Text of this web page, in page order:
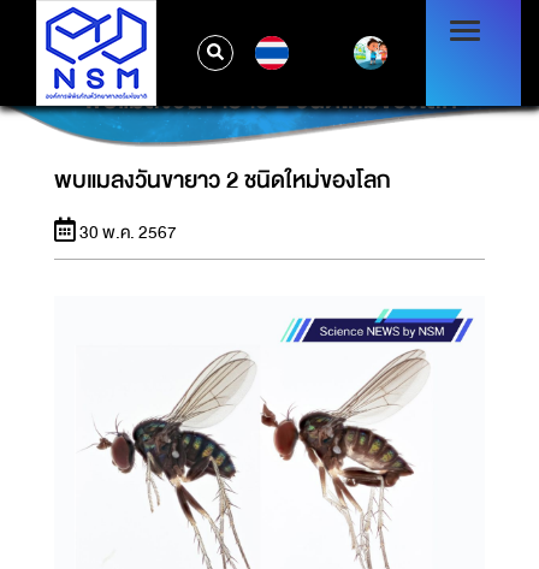
พบแมลงวันขายาว 2 ชนิดใหม่ของโลก
พบแมลงวันขายาว 2 ชนิดใหม่ของโลก
30 พ.ค. 2567